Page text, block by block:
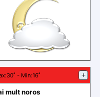
:30˚ - Min:16˚ +
mult noros